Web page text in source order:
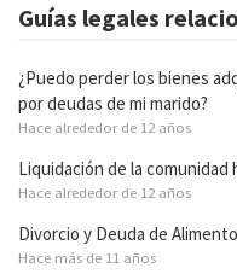
Guías legales
¿Puedo perder los bienes
por deudas de mi marido?
Hace alrededor de 12 años
Liquidación de la comunidad
Hace alrededor de 12 años
Divorcio y Deuda de
Hace más de 11 años